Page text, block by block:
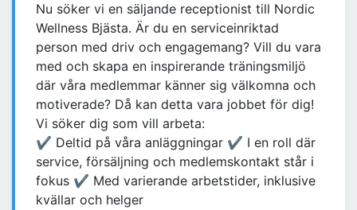
Nu söker vi en säljande receptionist till Nordic
Wellness Bjästa. Är du en serviceinriktad
person med driv och engagemang? Vill du vara
med och skapa en inspirerande träningsmiljö
där våra medlemmar känner sig välkomna och
motiverade? Då kan detta vara jobbet för dig!
Vi söker dig som vill arbeta:
✔ Deltid på våra anläggningar ✔ I en roll där
service, försäljning och medlemskontakt står i
fokus ✔ Med varierande arbetstider, inklusive
kvällar och helger